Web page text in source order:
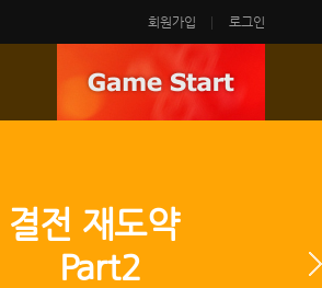
회원가입 로그인
도약
Part2